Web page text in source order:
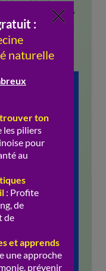
le « remède »
où
de la